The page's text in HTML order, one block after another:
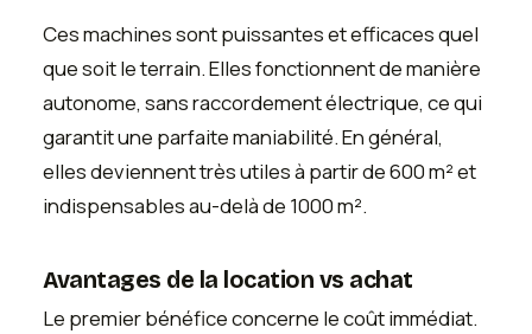
Ces machines sont puissantes et efficaces quel
que soit le terrain. Elles fonctionnent de manière
autonome, sans raccordement électrique, ce qui
garantit une parfaite maniabilité. En général,
elles deviennent très utiles à partir de 600 m² et
indispensables au-delà de 1000 m².
Avantages de la location vs achat
Le premier bénéfice concerne le coût immédiat.